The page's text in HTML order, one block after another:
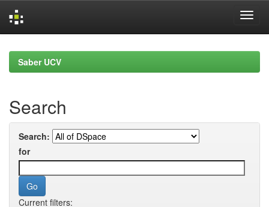
navigationSaber UCV
Search
Search:
for
Current filters: